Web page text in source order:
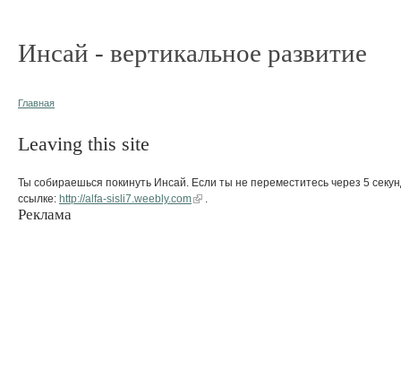
Инсай - вертикальное развитие
Главная
Leaving this site
Ты собираешься покинуть Инсай. Если ты не переместитесь через 5
ссылке: http://alfa-sisli7.weebly.com
Реклама